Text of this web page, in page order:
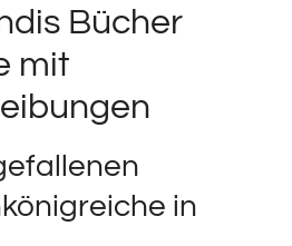
Bücher
mit
in